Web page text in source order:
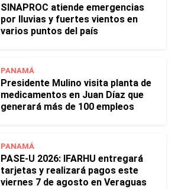
SINAPROC atiende emergencias
por lluvias y fuertes vientos en
varios puntos del país
PANAMÁ
Presidente Mulino visita planta de
medicamentos en Juan Díaz que
generará más de 100 empleos
PANAMÁ
PASE-U 2026: IFARHU entregará
tarjetas y realizará pagos este
viernes 7 de agosto en Veraguas